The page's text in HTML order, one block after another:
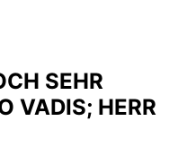
SEHR
VADIS; HERR